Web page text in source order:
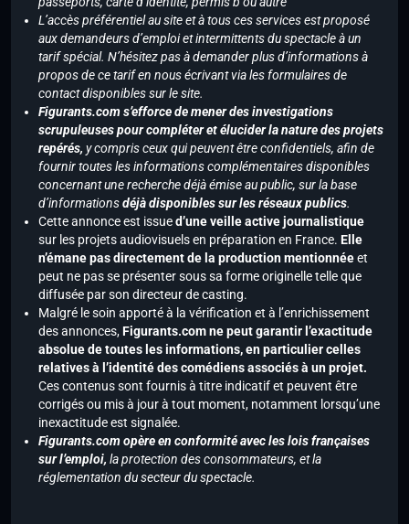
L’accès préférentiel au site et à tous ces services est proposé
aux demandeurs d’emploi et intermittents du spectacle à un
tarif spécial. N’hésitez pas à demander plus d’informations à
propos de ce tarif en nous écrivant via les formulaires de
contact disponibles sur le site.
Figurants.com s’efforce de mener des investigations
scrupuleuses pour compléter et élucider la nature des projets
repérés, y compris ceux qui peuvent être confidentiels, afin de
fournir toutes les informations complémentaires disponibles
concernant une recherche déjà émise au public, sur la base
d’informationsdéjà disponibles sur les réseaux publics.
Cette annonce est issued’une veille active journalistique
sur les projets audiovisuels en préparation en France. Elle
n’émane pas directement de la production mentionnéeet
peut ne pas se présenter sous sa forme originelle telle que
diffusée par son directeur de casting.
Malgré le soin apporté à la vérification et à l’enrichissement
des annonces,Figurants.com ne peut garantir l’exactitude
absolue de toutes les informations, en particulier celles
relatives à l’identité des comédiens associés à un projet.
Ces contenus sont fournis à titre indicatif et peuvent être
corrigés ou mis à jour à tout moment, notamment lorsqu’une
inexactitude est signalée.
Figurants.com opère en conformité avec les lois françaises
sur l’emploi, la protection des consommateurs, et la
réglementation du secteur du spectacle.